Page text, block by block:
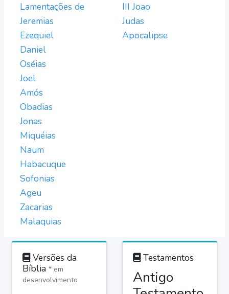
Lamentações de
Jeremias
Ezequiel
Daniel
Oséias
Joel
Amós
Obadias
Jonas
Miquéias
Naum
Habacuque
Sofonias
Ageu
Zacarias
Malaquias
III Joao
Judas
Apocalipse
Versões da
Bíblia * em
desenvolvimento
Testamentos
Antigo